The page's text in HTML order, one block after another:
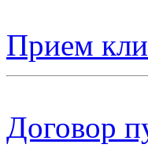
Прием
Договор